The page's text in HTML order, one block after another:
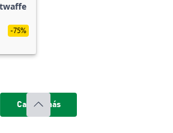
-75%
Cargar más